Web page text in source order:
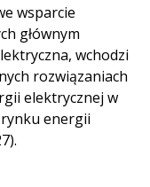
wsparcie
głównym
wchodzi
rozwiązaniach
elektrycznej w
energii